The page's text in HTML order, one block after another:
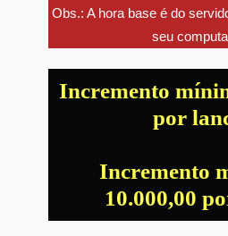
Obs.: A hora base é do
seu
Incremento
por
Incremento
10.000,00